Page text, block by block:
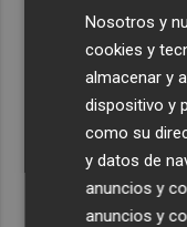
324 habitaciones
Estos son los
de la comedia 'El
'La Patrulla Canina'
Nosotros y
cookies y
almacenar y
dispositivo y
como su
y datos de
anuncios y
anuncios y